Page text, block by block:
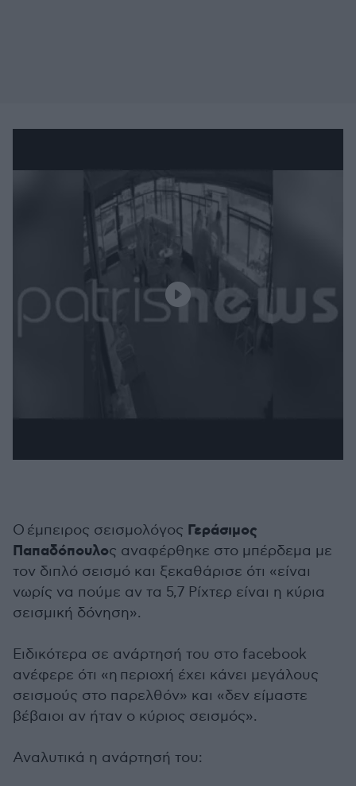
Ο έμπειρος σεισμολόγος Γεράσιμος
Παπαδόπουλος αναφέρθηκε στο μπέρδεμα με
τον διπλό σεισμό και ξεκαθάρισε ότι «είναι
νωρίς να πούμε αν τα 5,7 Ρίχτερ είναι η κύρια
σεισμική δόνηση».
Ειδικότερα σε ανάρτησή του στο facebook
ανέφερε ότι «η περιοχή έχει κάνει μεγάλους
σεισμούς στο παρελθόν» και «δεν είμαστε
βέβαιοι αν ήταν ο κύριος σεισμός».
Αναλυτικά η ανάρτησή του: